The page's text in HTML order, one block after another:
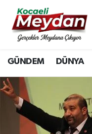
GÜNDEM DÜNYA
Nöbetçi
Hava Durumu
Trafik Durumu
Süper Lig Puan